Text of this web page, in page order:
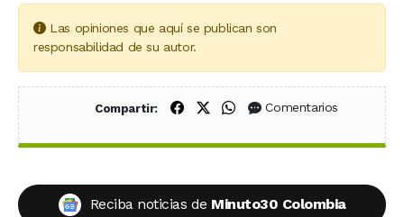
Las opiniones que aquí se publican son
responsabilidad de su autor.
Compartir: Compartir en Facebook
Compartir en X (Twitter)
Compartir en WhatsApp
Comentarios
Reciba noticias de Minuto30 Colombia